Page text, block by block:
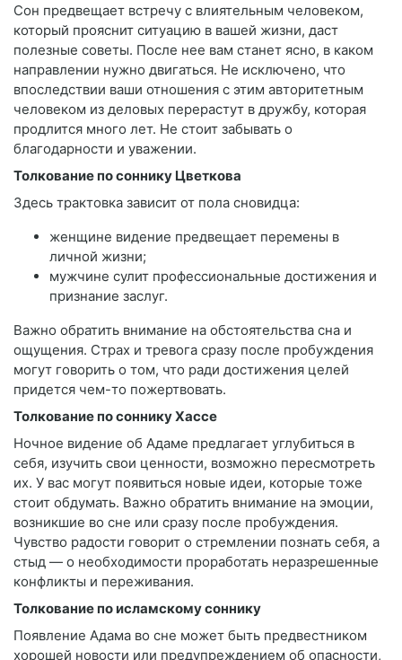
Сон предвещает встречу с влиятельным человеком,
который прояснит ситуацию в вашей жизни, даст
полезные советы. После нее вам станет ясно, в каком
направлении нужно двигаться. Не исключено, что
впоследствии ваши отношения с этим авторитетным
человеком из деловых перерастут в дружбу, которая
продлится много лет. Не стоит забывать о
благодарности и уважении.
Толкование по соннику Цветкова
Здесь трактовка зависит от пола сновидца:
женщине видение предвещает перемены в
личной жизни;
мужчине сулит профессиональные достижения и
признание заслуг.
Важно обратить внимание на обстоятельства сна и
ощущения. Страх и тревога сразу после пробуждения
могут говорить о том, что ради достижения целей
придется чем-то пожертвовать.
Толкование по соннику Хассе
Ночное видение об Адаме предлагает углубиться в
себя, изучить свои ценности, возможно пересмотреть
их. У вас могут появиться новые идеи, которые тоже
стоит обдумать. Важно обратить внимание на эмоции,
возникшие во сне или сразу после пробуждения.
Чувство радости говорит о стремлении познать себя, а
стыд — о необходимости проработать неразрешенные
конфликты и переживания.
Толкование по исламскому соннику
Появление Адама во сне может быть предвестником
хорошей новости или предупреждением об опасности,